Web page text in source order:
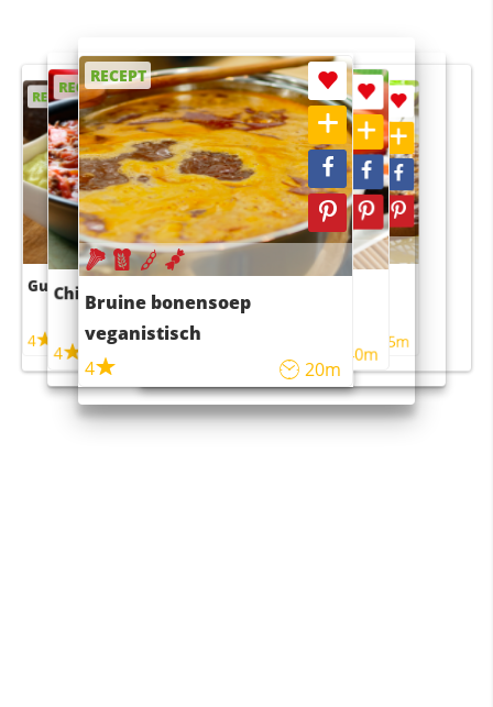
RECEPT
Guacamole
4
RECEPT
Chili con carne
4 45m
RECEPT
Bruine bonensoep
veganistisch
4
20m
RECEPT
Sushi rijstsalade
maaltijdsalade
40m
RECEPT
4 55m